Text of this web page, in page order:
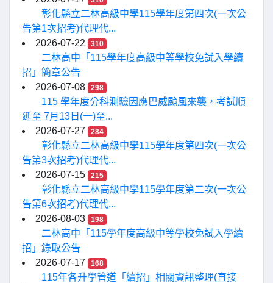
彰化縣立二林高級中學115學年度第四次(一次公
告第1次招考)代理代...
2026-07-22
310
二林高中「115學年度高級中等學校免試入學續
招」簡章公告
2026-07-08
298
115 學年度分科測驗因應巴威颱風來襲，考試順
延至 7月13日(一)至...
2026-07-27
284
彰化縣立二林高級中學115學年度第四次(一次公
告第3次招考)代理代...
2026-07-15
215
彰化縣立二林高級中學115學年度第二次(一次公
告第6次招考)代理代...
2026-08-03
198
二林高中「115學年度高級中等學校免試入學續
招」錄取公告
2026-07-17
168
115年各升學管道「續招」相關資訊整理(直接